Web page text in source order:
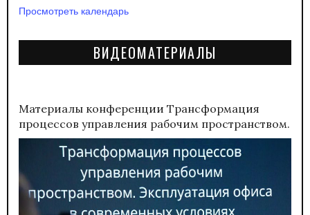
Просмотреть календарь
ВИДЕОМАТЕРИАЛЫ
Материалы конференции Трансформация
процессов управления рабочим пространством.